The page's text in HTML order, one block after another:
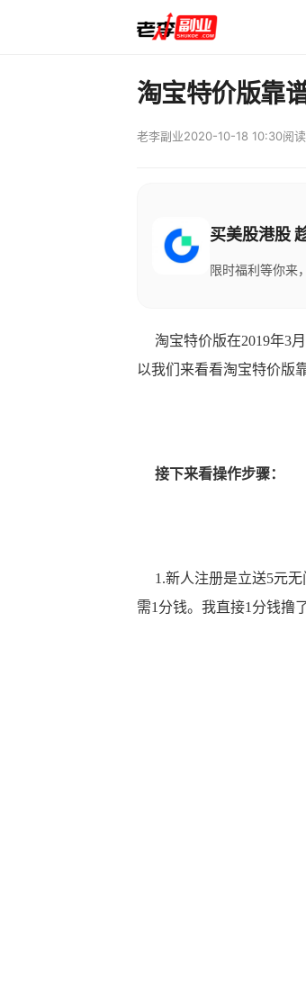
淘宝特价版靠
老李副业2020-10-18 10:30阅
买美股港股
限时福利等你来
淘宝特价版在2019年3
以我们来看看淘宝特价版
接下来看操作步骤：
1.新人注册是立送5元无
需1分钱。我直接1分钱撸